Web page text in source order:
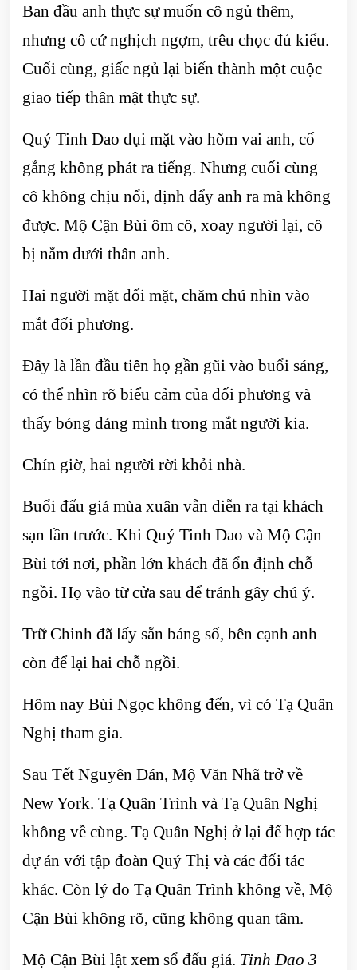
Ban đầu anh thực sự muốn cô ngủ thêm,
nhưng cô cứ nghịch ngợm, trêu chọc đủ kiểu.
Cuối cùng, giấc ngủ lại biến thành một cuộc
giao tiếp thân mật thực sự.
Quý Tinh Dao dụi mặt vào hõm vai anh, cố
gắng không phát ra tiếng. Nhưng cuối cùng
cô không chịu nổi, định đẩy anh ra mà không
được. Mộ Cận Bùi ôm cô, xoay người lại, cô
bị nằm dưới thân anh.
Hai người mặt đối mặt, chăm chú nhìn vào
mắt đối phương.
Đây là lần đầu tiên họ gần gũi vào buổi sáng,
có thể nhìn rõ biểu cảm của đối phương và
thấy bóng dáng mình trong mắt người kia.
Chín giờ, hai người rời khỏi nhà.
Buổi đấu giá mùa xuân vẫn diễn ra tại khách
sạn lần trước. Khi Quý Tinh Dao và Mộ Cận
Bùi tới nơi, phần lớn khách đã ổn định chỗ
ngồi. Họ vào từ cửa sau để tránh gây chú ý.
Trữ Chinh đã lấy sẵn bảng số, bên cạnh anh
còn để lại hai chỗ ngồi.
Hôm nay Bùi Ngọc không đến, vì có Tạ Quân
Nghị tham gia.
Sau Tết Nguyên Đán, Mộ Văn Nhã trở về
New York. Tạ Quân Trình và Tạ Quân Nghị
không về cùng. Tạ Quân Nghị ở lại để hợp tác
dự án với tập đoàn Quý Thị và các đối tác
khác. Còn lý do Tạ Quân Trình không về, Mộ
Cận Bùi không rõ, cũng không quan tâm.
Mộ Cận Bùi lật xem sổ đấu giá. Tinh Dao 3